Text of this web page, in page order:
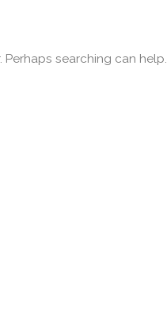
Perhaps searching can help.